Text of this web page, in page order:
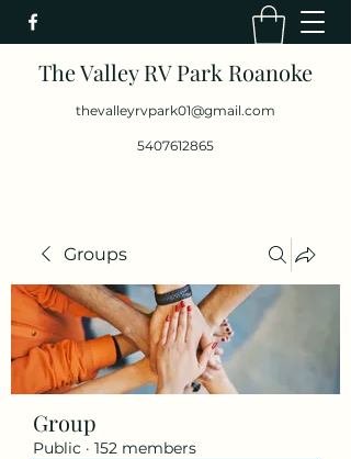
The Valley RV Park Roanoke
thevalleyrvpark01@gmail.com
5407612865
Groups
Group
Public · 152 members